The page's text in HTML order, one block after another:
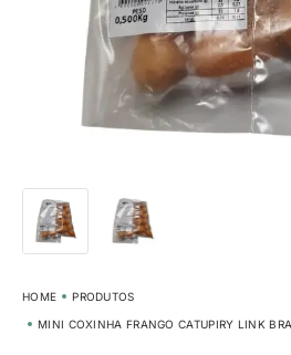
HOME PRODUTOS
MINI COXINHA FRANGO CATUPIRY LINK